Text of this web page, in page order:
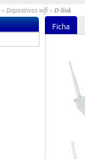
» Dispositivos wifi» D-link
Ficha